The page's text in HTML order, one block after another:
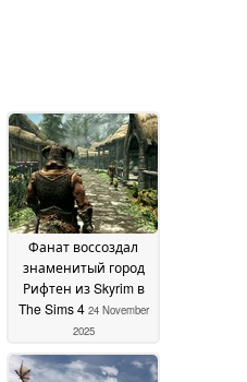
Фанат воссоздал
знаменитый город
Рифтен из Skyrim в
The Sims 4 24 November
2025